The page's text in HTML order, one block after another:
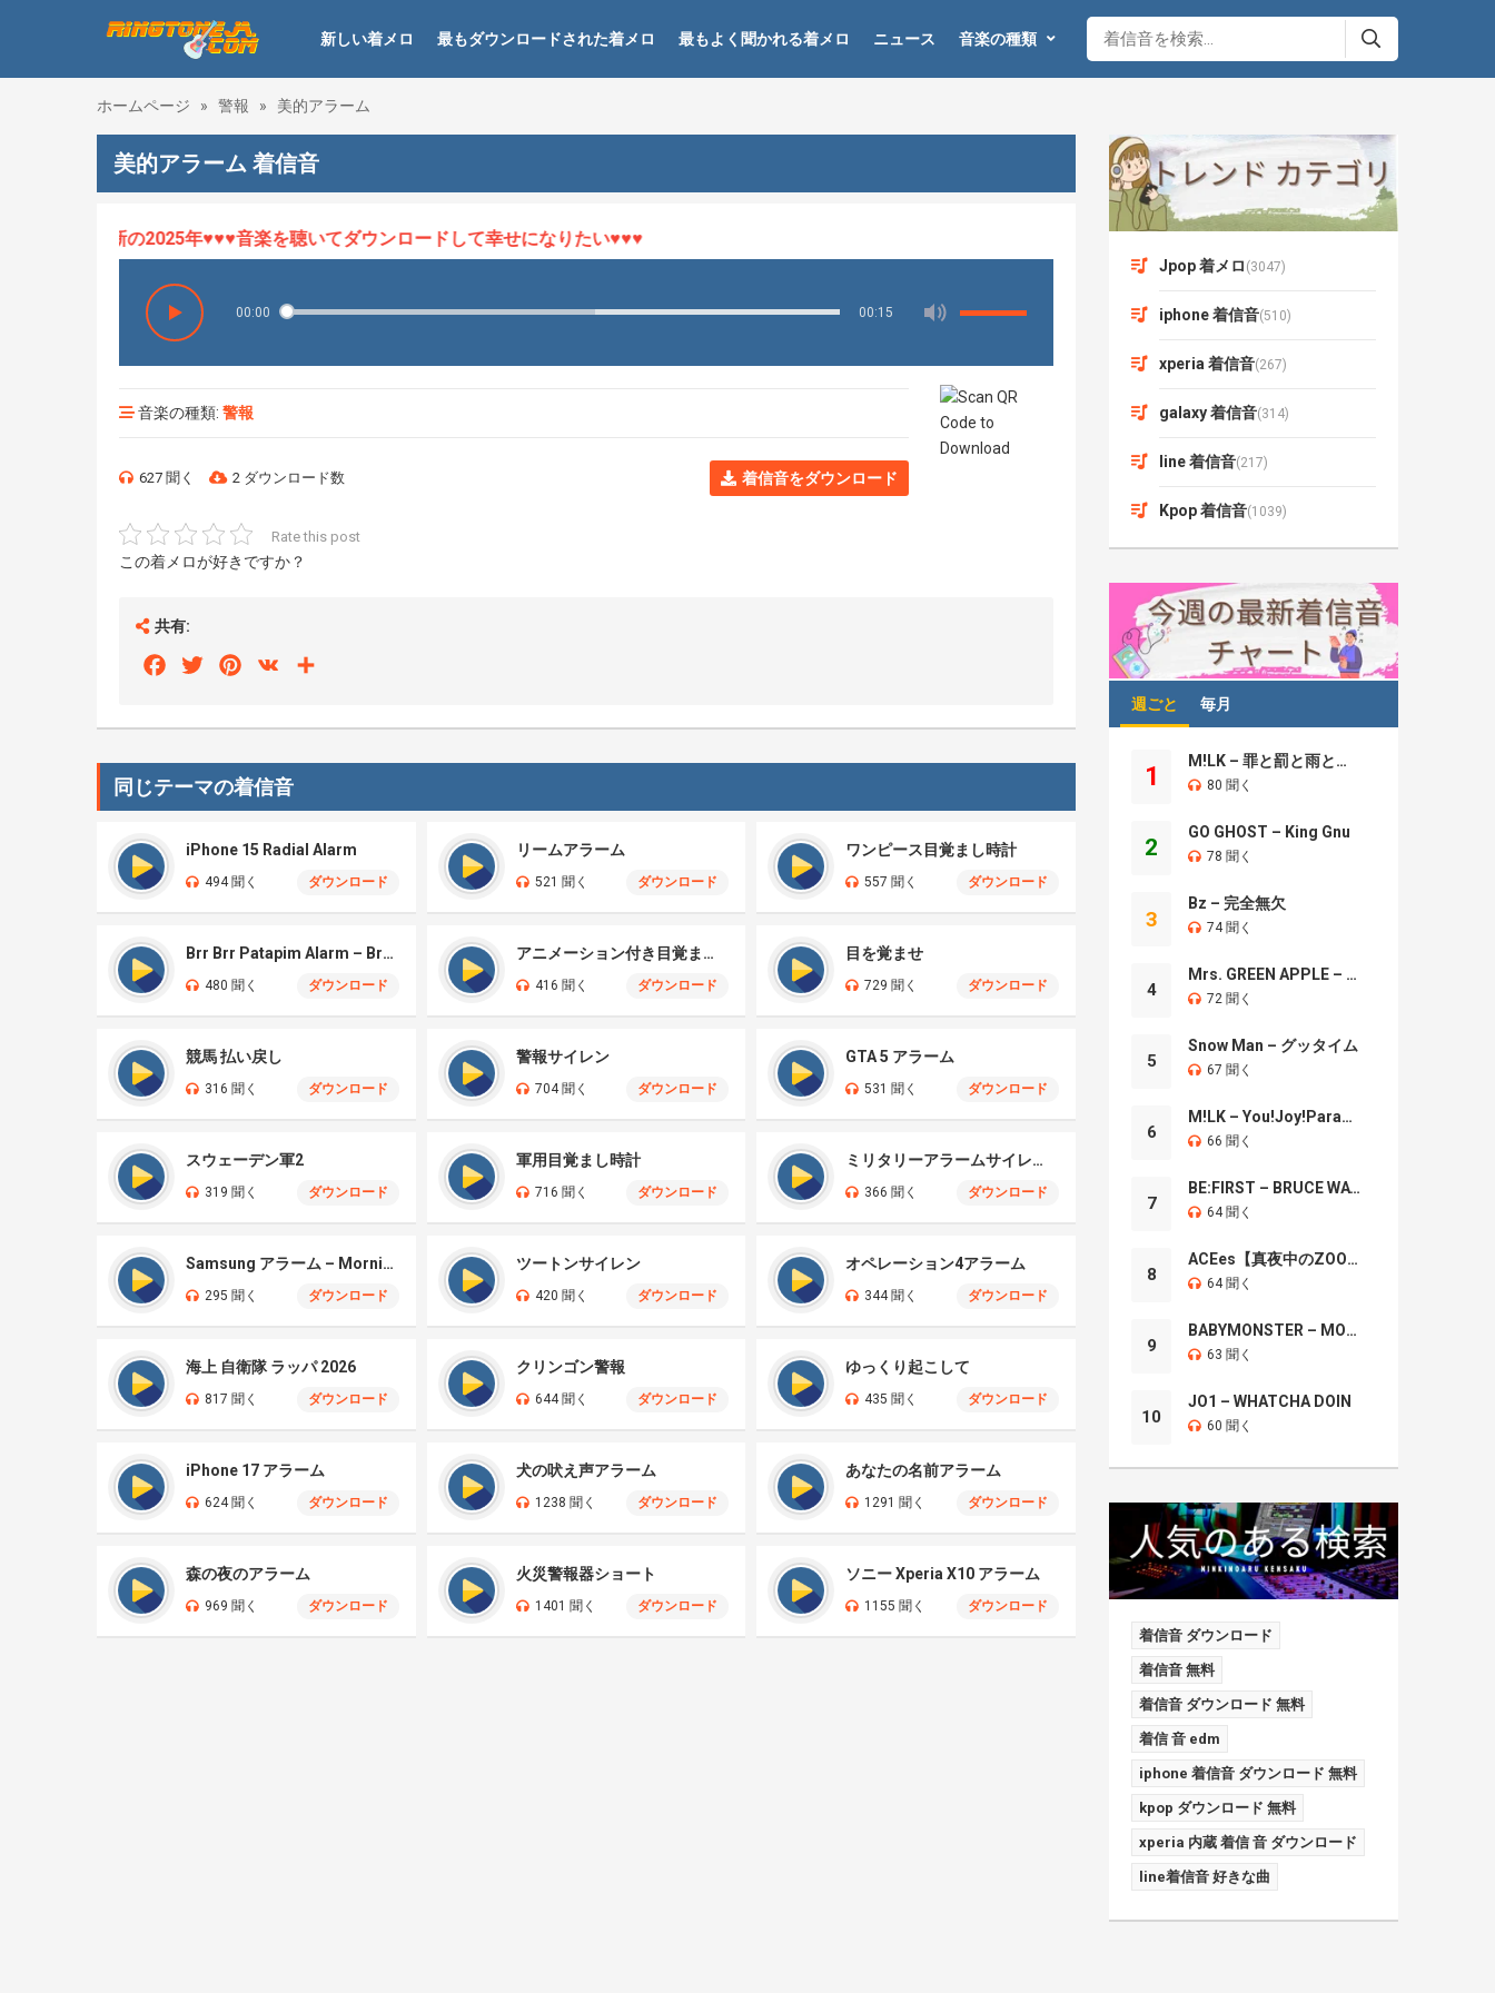
新しい着メロ 最もダウンロードされた着メロ 最もよく聞かれる着メロ ニュース 音楽の種類
ホームページ » 警報 » 美的アラーム
美的アラーム 着信音
、最新の2025年♥♥♥音楽を聴いてダウンロードして幸せになりたい♥♥♥
00:00 00:15
音楽の種類: 警報
627 聞く 2 ダウンロード数 着信音をダウンロード
Rate this post
この着メロが好きですか？
共有:
FacebookTwitterPinterest
VK
同じテーマの着信音
iPhone 15 Radial Alarm
494 聞く ダウンロード
リームアラーム
521 聞く ダウンロード
ワンピース目覚まし時計
557 聞く ダウンロード
Brr Brr Patapim Alarm – Brainrot
480 聞く ダウンロード
アニメーション付き目覚まし時計
416 聞く ダウンロード
目を覚ませ
729 聞く ダウンロード
競馬 払い戻し
316 聞く ダウンロード
警報サイレン
704 聞く ダウンロード
GTA 5 アラーム
531 聞く ダウンロード
スウェーデン軍2
319 聞く ダウンロード
軍用目覚まし時計
716 聞く ダウンロード
ミリタリーアラームサイレンリミックス
366 聞く ダウンロード
Samsung アラーム – Morning Flower (iPhone)
295 聞く ダウンロード
ツートンサイレン
420 聞く ダウンロード
オペレーション4アラーム
344 聞く ダウンロード
海上 自衛隊 ラッパ 2026
817 聞く ダウンロード
クリンゴン警報
644 聞く ダウンロード
ゆっくり起こして
435 聞く ダウンロード
iPhone 17 アラーム
624 聞く ダウンロード
犬の吠え声アラーム
1238 聞く ダウンロード
あなたの名前アラーム
1291 聞く ダウンロード
森の夜のアラーム
969 聞く ダウンロード
火災警報器ショート
1401 聞く ダウンロード
ソニー Xperia X10 アラーム
1155 聞く ダウンロード
Jpop 着メロ (3047)
iphone 着信音(510)
xperia 着信音(267)
galaxy 着信音(314)
line 着信音(217)
Kpop 着信音(1039)
週ごと 毎月
1
M!LK – 罪と罰と雨とキス
80 聞く
2
GO GHOST – King Gnu
78 聞く
3
Bz – 完全無欠
74 聞く
4
Mrs. GREEN APPLE – Brand New
72 聞く
5
Snow Man – グッタイム
67 聞く
6
M!LK – You!Joy!Parade!
66 聞く
7
BE:FIRST – BRUCE WAYNE
64 聞く
8
ACEes【真夜中のZOO】
64 聞く
9
BABYMONSTER – MOON
63 聞く
10
JO1 – WHATCHA DOIN
60 聞く
着信音 ダウンロード
着信音 無料
着信音 ダウンロード 無料
着信 音 edm
iphone 着信音 ダウンロード 無料
kpop ダウンロード 無料
xperia 内蔵 着信 音 ダウンロード
line着信音 好きな曲